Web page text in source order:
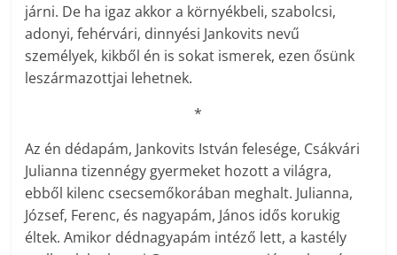
járni. De ha igaz akkor a környékbeli, szabolcsi,
adonyi, fehérvári, dinnyési Jankovits nevű
személyek, kikből én is sokat ismerek, ezen ősünk
leszármazottjai lehetnek.
*
Az én dédapám, Jankovits István felesége, Csákvári
Julianna tizennégy gyermeket hozott a világra,
ebből kilenc csecsemőkorában meghalt. Julianna,
József, Ferenc, és nagyapám, János idős korukig
éltek. Amikor dédnagyapám intéző lett, a kastély